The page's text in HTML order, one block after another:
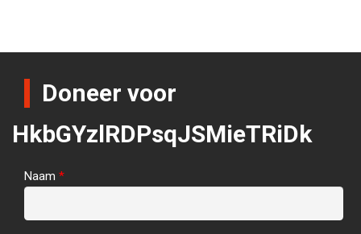
Doneer voor
HkbGYzlRDPsqJSMieTRiDk
Naam *